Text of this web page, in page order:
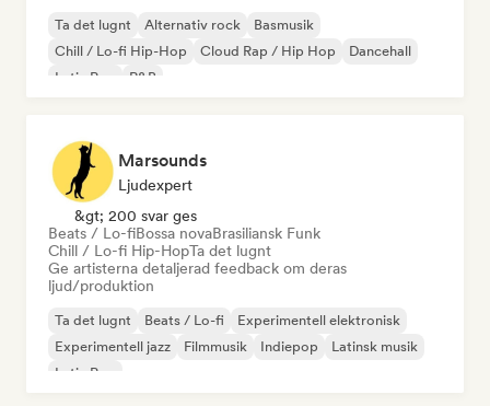
Ta det lugnt Alternativ rock
Basmusik
Chill / Lo-fi Hip-Hop
Cloud Rap / Hip Hop
Dancehall
Latin Pop
R&B
Marsounds
Ljudexpert
&gt; 200 svar ges
Beats / Lo-fiBossa novaBrasiliansk Funk
Chill / Lo-fi Hip-HopTa det lugnt
Ge artisterna detaljerad feedback om deras
ljud/produktion
Ta det lugnt Beats / Lo-fi
Experimentell elektronisk
Experimentell jazz
Filmmusik Indiepop
Latinsk musik
Latin Pop